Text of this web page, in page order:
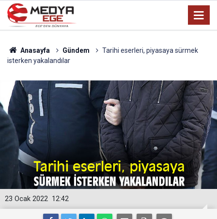
Anasayfa Gündem
Tarihi eserleri, piyasaya sürmek
isterken yakalandılar
12:42
23 Ocak 2022